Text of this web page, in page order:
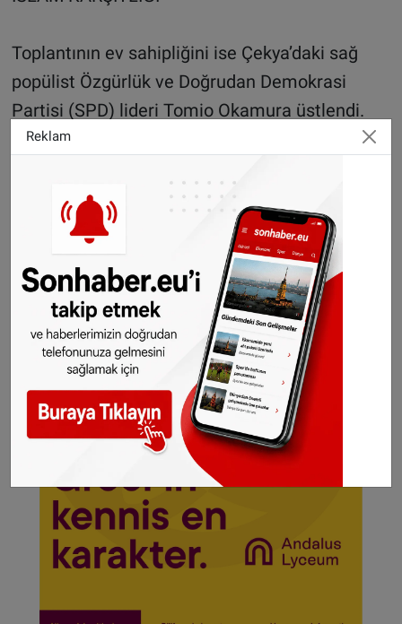
Toplantının ev sahipliğini ise Çekya’daki sağ
popülist Özgürlük ve Doğrudan Demokrasi
Partisi (SPD) lideri Tomio Okamura üstlendi.
Okamura da “Avrupa’nın Müslümanlar
olduğunu savundu.
“İslam’a hayır, teröristlere hayır” gibi sloganlarla
puan toplayan Okamura, Çekya’da ekim ayında
yapılan seçimlerde oyların yüzde 10,6’sını
alarak dördüncü güç olmuştu.
Reklam